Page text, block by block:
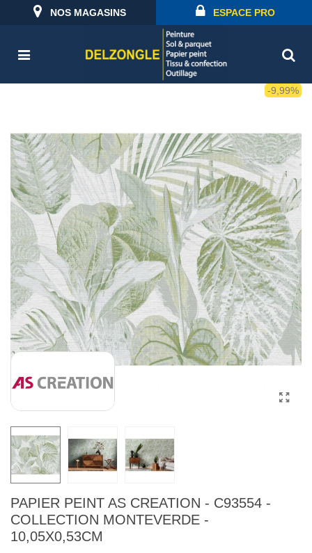
NOS MAGASINS ESPACE PRO
-9,99%
PAPIER PEINT AS CREATION - C93554 -
COLLECTION MONTEVERDE -
10,05X0,53CM